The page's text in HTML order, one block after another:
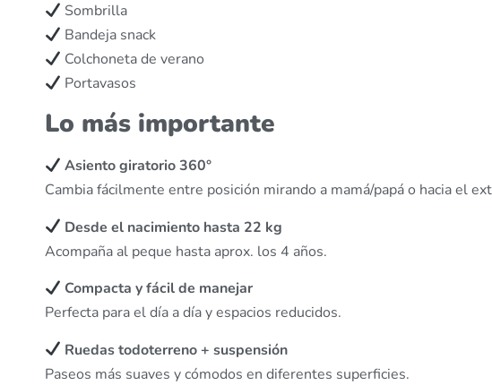
Sombrilla
Bandeja snack
Colchoneta de verano
Portavasos
Lo más importante
Asiento giratorio 360°
Cambia fácilmente entre posición mirando a mamá/papá o hacia el
Desde el nacimiento hasta 22 kg
Acompaña al peque hasta aprox. los 4 años.
Compacta y fácil de manejar
Perfecta para el día a día y espacios reducidos.
Ruedas todoterreno + suspensión
Paseos más suaves y cómodos en diferentes superficies.